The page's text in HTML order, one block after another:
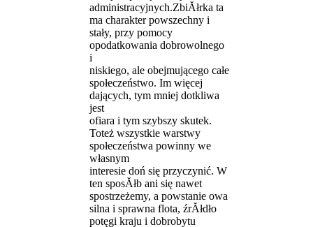
administracyjnych.ZbiĂłrka ta
ma charakter powszechny i
stały, przy pomocy
opodatkowania dobrowolnego
i
niskiego, ale obejmującego całe
społeczeństwo. Im więcej
dających, tym mniej dotkliwa
jest
ofiara i tym szybszy skutek.
Toteż wszystkie warstwy
społeczeństwa powinny we
własnym
interesie doń się przyczynić. W
ten sposĂłb ani się nawet
spostrzeżemy, a powstanie owa
silna i sprawna flota, źrĂłdło
potęgi kraju i dobrobytu